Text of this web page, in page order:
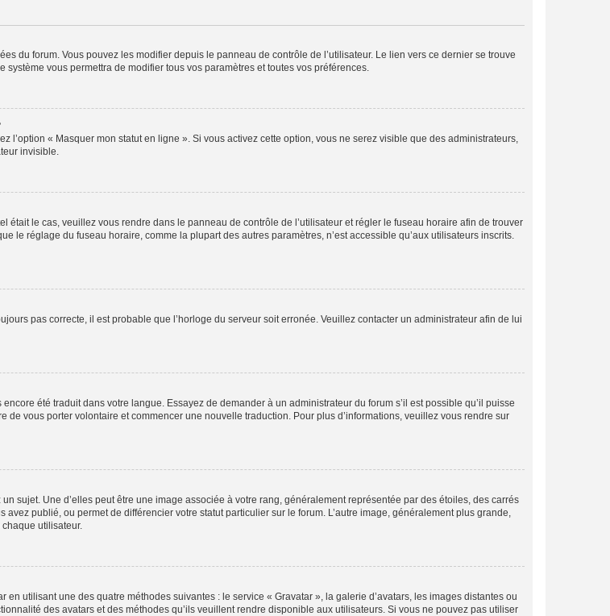
du forum. Vous pouvez les modifier depuis le panneau de contrôle de l’utilisateur. Le lien vers ce dernier se trouve
vous permettra de modifier tous vos paramètres et toutes vos préférences.
l’option « Masquer mon statut en ligne ». Si vous activez cette option, vous ne serez visible que des administrateurs,
invisible.
était le cas, veuillez vous rendre dans le panneau de contrôle de l’utilisateur et régler le fuseau horaire afin de trouver
le réglage du fuseau horaire, comme la plupart des autres paramètres, n’est accessible qu’aux utilisateurs inscrits.
pas correcte, il est probable que l’horloge du serveur soit erronée. Veuillez contacter un administrateur afin de lui
été traduit dans votre langue. Essayez de demander à un administrateur du forum s’il est possible qu’il puisse
vous porter volontaire et commencer une nouvelle traduction. Pour plus d’informations, veuillez vous rendre sur
sujet. Une d’elles peut être une image associée à votre rang, généralement représentée par des étoiles, des carrés
publié, ou permet de différencier votre statut particulier sur le forum. L’autre image, généralement plus grande,
utilisateur.
utilisant une des quatre méthodes suivantes : le service « Gravatar », la galerie d’avatars, les images distantes ou
des avatars et des méthodes qu’ils veuillent rendre disponible aux utilisateurs. Si vous ne pouvez pas utiliser